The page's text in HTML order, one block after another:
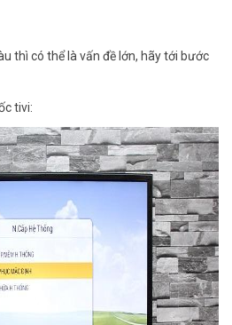
thì có thể là vấn đề lớn, hãy tới bước
tivi: